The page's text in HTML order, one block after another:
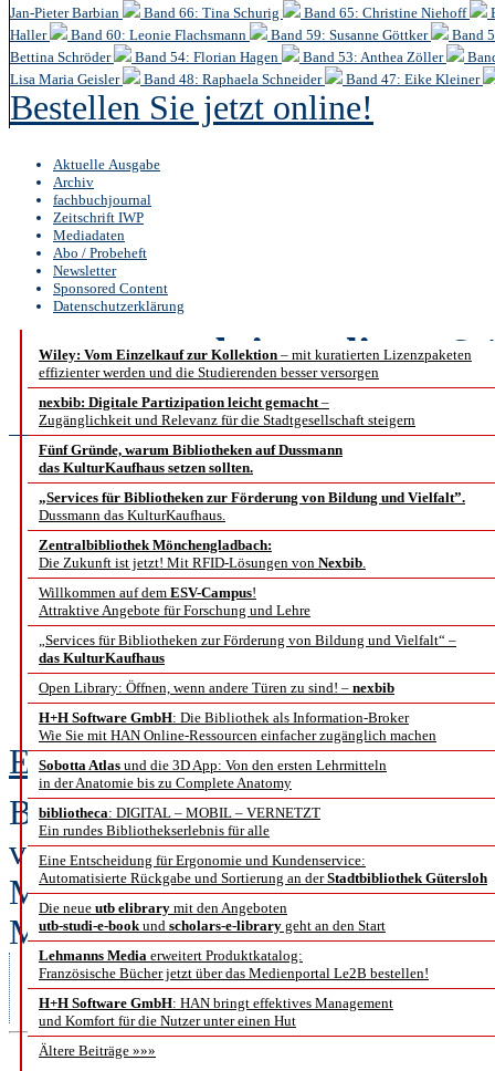
Jan-Pieter Barbian
Band 66: Tina Schurig Band 65: Christine Niehoff
Haller
Band 60: Leonie Flachsmann Band 59: Susanne Göttker
Band
Bettina Schröder
Band 54: Florian Hagen Band 53: Anthea Zöller
Lisa Maria Geisler
Band 48: Raphaela Schneider Band 47: Eike Kleiner
Bestellen Sie jetzt online!
Aktuelle Ausgabe
Archiv
fachbuchjournal
Zeitschrift IWP
Mediadaten
Abo / Probeheft
Newsletter
Sponsored Content
Datenschutzerklärung
Wiley: Vom Einzelkauf zur Kollektion – mit kuratierten Lizenzpaketen
effizienter werden und die Studierenden besser versorgen
nexbib: Digitale Partizipation leicht gemacht–
Zugänglichkeit und Relevanz für die Stadtgesellschaft steigern
Fünf Gründe, warum Bibliotheken auf Dussmann
das KulturKaufhaus setzen sollten.
„Services für Bibliotheken zur Förderung von Bildung und Vielfalt”.
Dussmann das KulturKaufhaus.
Zentralbibliothek Mönchengladbach:
Die Zukunft ist jetzt! Mit RFID-Lösungen von Nexbib.
Willkommen auf dem ESV-Campus!
Attraktive Angebote für Forschung und Lehre
„Services für Bibliotheken zur Förderung von Bildung und Vielfalt“ –
das KulturKaufhaus
Open Library: Öffnen, wenn andere Türen zu sind! – nexbib
H+H Software GmbH: Die Bibliothek als Information-Broker
Wie Sie mit HAN Online-Ressourcen einfacher zugänglich machen
Sobotta Atlas und die 3D App: Von den ersten Lehrmitteln
in der Anatomie bis zu Complete Anatomy
bibliotheca: DIGITAL – MOBIL – VERNETZT
Ein rundes Bibliothekserlebnis für alle
Eine Entscheidung für Ergonomie und Kundenservice:
Automatisierte Rückgabe und Sortierung an derStadtbibliothek Gütersloh
Die neue utb elibrary mit den Angeboten
utb-studi-e-bookund scholars-e-library geht an den Start
Lehmanns Media erweitert Produktkatalog:
Französische Bücher jetzt über das Medienportal Le2B bestellen!
H+H Software GmbH: HAN bringt effektives Management
und Komfort für die Nutzer unter einen Hut
Ältere Beiträge »»»
b.i.t.online6 /
Bericht von der
Unternehmenserfolg”
Elgin Helen Jakisch
Bereits zum 6. Mal veranstaltete
vermittlung” in Kooperation mit
Messedonnerstag ein
Motto lautete „Turning
neue Chancen und Geschäftsmodelle für Information Professionals”. Ob
man, wie im Programm angekündigt, tatsächlich neue „Steilvorlagen” für
einen optimaleren Informationsservice in „dramatisch sich wandelnden
Zeiten” gewinnen konnte, zeigt der folgende Bericht.